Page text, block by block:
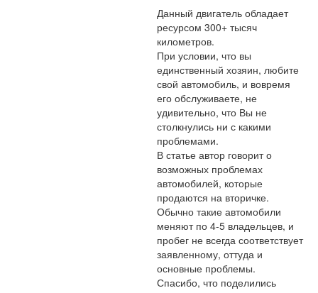
Данный двигатель обладает
ресурсом 300+ тысяч
километров.
При условии, что вы
единственный хозяин, любите
свой автомобиль, и вовремя
его обслуживаете, не
удивительно, что Вы не
столкнулись ни с какими
проблемами.
В статье автор говорит о
возможных проблемах
автомобилей, которые
продаются на вторичке.
Обычно такие автомобили
меняют по 4-5 владельцев, и
пробег не всегда соответствует
заявленному, оттуда и
основные проблемы.
Спасибо, что поделились